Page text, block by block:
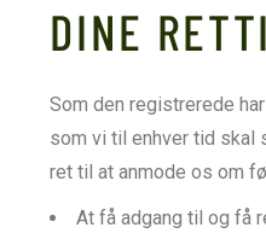
DINE
Som den registrerede
som vi til enhver tid skal
ret til at anmode os om
At få adgang til og få